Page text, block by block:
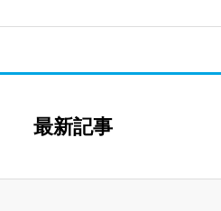
最新記事